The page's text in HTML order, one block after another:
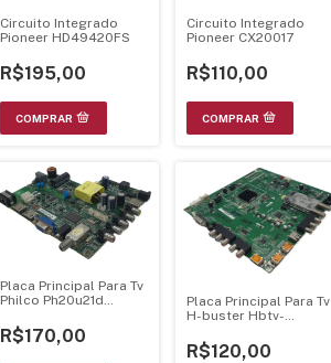
Circuito Integrado
Pioneer HD49420FS
R$195,00
Circuito Integrado
Pioneer CX20017
R$110,00
Placa Principal Para Tv
Philco Ph20u21d
R$170,00
Placa Principal Para Tv
H-buster Hbtv-
R$120,00